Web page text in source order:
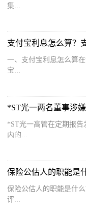
集...
支付宝利息怎么算？
一、支付宝利息怎么算
宝...
*ST光一两名董事涉
*ST光一高管在定期报
内的...
保险公估人的职能是
保险公估人的职能是什
评...